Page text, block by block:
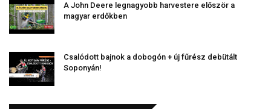
A John Deere legnagyobb harvestere először a
magyar erdőkben
Csalódott bajnok a dobogón + új fűrész debütált
Soponyán!